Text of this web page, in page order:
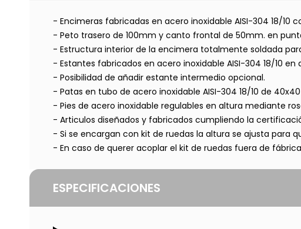
- Encimeras fabricadas en acero inoxidable AISI-304 18/
- Peto trasero de 100mm y canto frontal de 50mm. en
- Estructura interior de la encimera totalmente soldada
- Estantes fabricados en acero inoxidable AISI-304 18/10
- Posibilidad de añadir estante intermedio opcional.
- Patas en tubo de acero inoxidable AISI-304 18/10 de
- Pies de acero inoxidable regulables en altura mediante
- Articulos diseñados y fabricados cumpliendo la
- Si se encargan con kit de ruedas la altura se ajusta para
- En caso de querer acoplar el kit de ruedas fuera de
ESPECIFICACIONES